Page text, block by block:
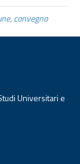
,convegno
Universitari e